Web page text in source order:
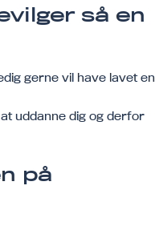
så en
gerne vil have lavet en
uddanne dig og derfor
på